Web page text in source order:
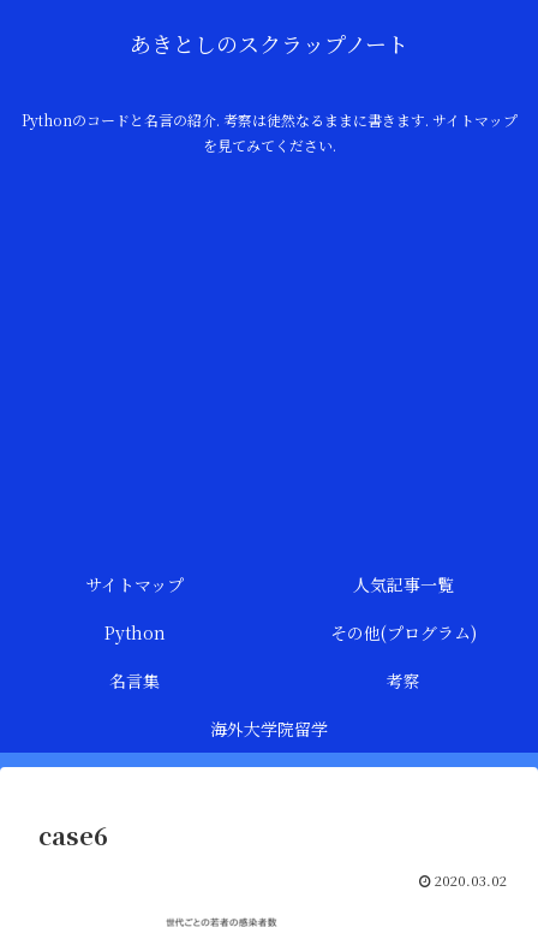
あきとしのスクラップノート
Pythonのコードと名言の紹介. 考察は徒然なるままに書きます. サイトマップ
を見てみてください.
サイトマップ
人気記事一覧
Python
その他(プログラム)
名言集
考察
海外大学院留学
case6
2020.03.02